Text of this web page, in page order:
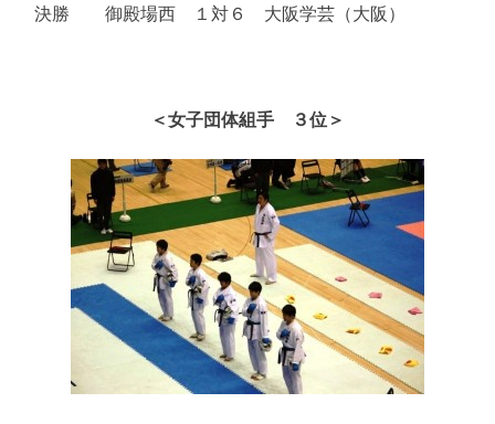
決勝 御殿場西 １対６ 大阪学芸（大阪）
＜女子団体組手 ３位＞